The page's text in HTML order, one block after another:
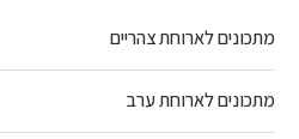
מתכונים לארוחת צהריים
מתכונים לארוחת ערב